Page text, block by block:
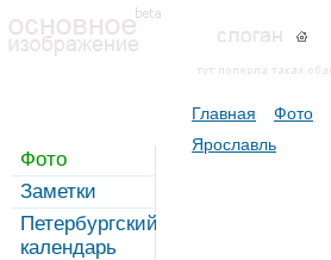
Фото
Заметки
Петербургский
календарь
Главная Фото
Ярославль